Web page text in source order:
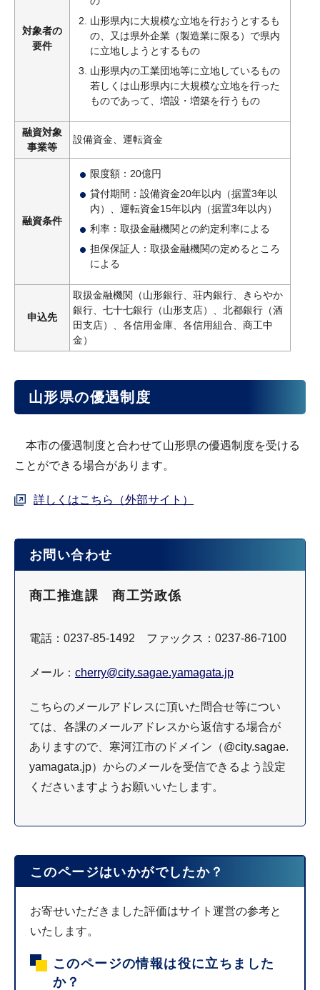
対象者の
要件
山形県内に大規模な立地を行おうとするも
の、又は県外企業（製造業に限る）で県内
に立地しようとするもの
山形県内の工業団地等に立地しているもの
若しくは山形県内に大規模な立地を行った
ものであって、増設・増築を行うもの
融資対象
事業等
設備資金、運転資金
融資条件
限度額：20億円
貸付期間：設備資金20年以内（据置3年以
内）、運転資金15年以内（据置3年以内）
利率：取扱金融機関との約定利率による
担保保証人：取扱金融機関の定めるところ
による
申込先
取扱金融機関（山形銀行、荘内銀行、きらやか
銀行、七十七銀行（山形支店）、北都銀行（酒
田支店）、各信用金庫、各信用組合、商工中
金）
山形県の優遇制度
本市の優遇制度と合わせて山形県の優遇制度を受ける
ことができる場合があります。
詳しくはこちら（外部サイト）
お問い合わせ
商工推進課 商工労政係
電話：0237-85-1492 ファックス：0237-86-7100
メール： cherry@city.sagae.yamagata.jp
こちらのメールアドレスに頂いた問合せ等につい
ては、各課のメールアドレスから返信する場合が
ありますので、寒河江市のドメイン（@city.sagae.
yamagata.jp）からのメールを受信できるよう設定
くださいますようお願いいたします。
このページはいかがでしたか？
お寄せいただきました評価はサイト運営の参考と
いたします。
このページの情報は役に立ちました
か？